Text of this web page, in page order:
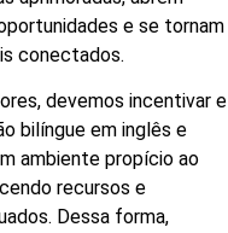
e se tornam
conectados.
devemos incentivar e
bilíngue em inglês e
ambiente propício ao
recursos e
Dessa forma,